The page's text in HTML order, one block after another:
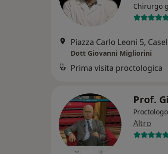
Chirurgo
Piazza Carlo Leoni 5,
Dott Giovanni Migliorini
Prima visita proctologica
Prof.
Altro